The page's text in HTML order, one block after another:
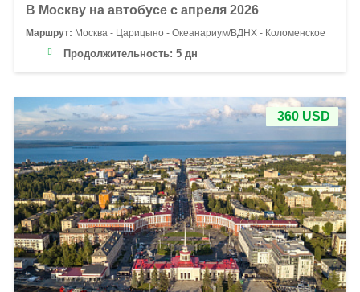
В Москву на автобусе с апреля 2026
Маршрут: Москва - Царицыно - Океанариум/ВДНХ - Коломенское
Продолжительность: 5 дн
360 USD